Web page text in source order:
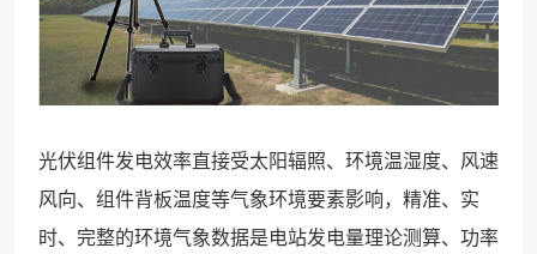
光伏组件发电效率直接受太阳辐照、环境温湿度、风速
风向、组件背板温度等气象环境要素影响，精准、实
时、完整的环境气象数据是电站发电量理论测算、功率